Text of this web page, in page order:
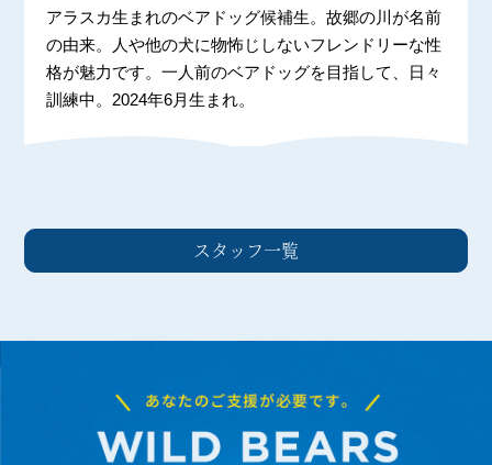
アラスカ生まれのベアドッグ候補生。故郷の川が名前
の由来。人や他の犬に物怖じしないフレンドリーな性
格が魅力です。一人前のベアドッグを目指して、日々
訓練中。2024年6月生まれ。
スタッフ一覧